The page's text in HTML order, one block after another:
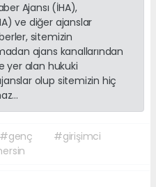
Ajansı (İHA),
ve diğer ajanslar
sitemizin
ajans kanallarından
yer alan hukuki
olup sitemizin hiç
#genç
#girişimci